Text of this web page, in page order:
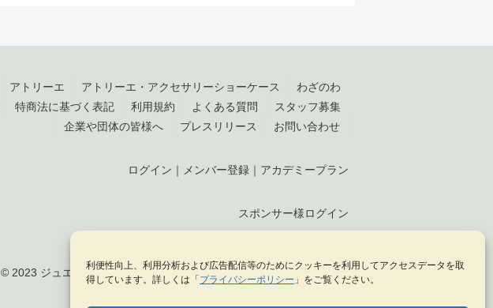
利便性向上、利用分析および広告配信等のためにクッキーを利用してアクセスデータを取
得しています。詳しくは「 プライバシーポリシー 」をご覧ください。
アトリーエ アトリーエ・アクセサリーショーケース
わざのわ
特商法に基づく表記 利用規約 よくある質問
スタッフ募集
企業や団体の皆様へ
プレスリリース お問い合わせ
ログイン ｜ メンバー登録 ｜ アカデミープラン
スポンサー様ログイン
© 2023 ジュエリークラフト by KELLCH Co., Ltd. （株式会社ケルヒ）